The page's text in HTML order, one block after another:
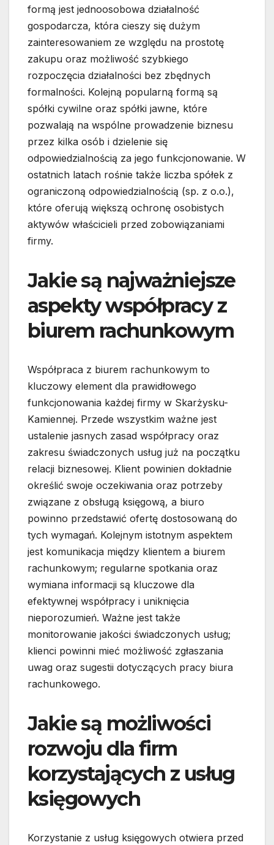
formą jest jednoosobowa działalność
gospodarcza, która cieszy się dużym
zainteresowaniem ze względu na prostotę
zakupu oraz możliwość szybkiego
rozpoczęcia działalności bez zbędnych
formalności. Kolejną popularną formą są
spółki cywilne oraz spółki jawne, które
pozwalają na wspólne prowadzenie biznesu
przez kilka osób i dzielenie się
odpowiedzialnością za jego funkcjonowanie. W
ostatnich latach rośnie także liczba spółek z
ograniczoną odpowiedzialnością (sp. z o.o.),
które oferują większą ochronę osobistych
aktywów właścicieli przed zobowiązaniami
firmy.
Jakie są najważniejsze
aspekty współpracy z
biurem rachunkowym
Współpraca z biurem rachunkowym to
kluczowy element dla prawidłowego
funkcjonowania każdej firmy w Skarżysku-
Kamiennej. Przede wszystkim ważne jest
ustalenie jasnych zasad współpracy oraz
zakresu świadczonych usług już na początku
relacji biznesowej. Klient powinien dokładnie
określić swoje oczekiwania oraz potrzeby
związane z obsługą księgową, a biuro
powinno przedstawić ofertę dostosowaną do
tych wymagań. Kolejnym istotnym aspektem
jest komunikacja między klientem a biurem
rachunkowym; regularne spotkania oraz
wymiana informacji są kluczowe dla
efektywnej współpracy i uniknięcia
nieporozumień. Ważne jest także
monitorowanie jakości świadczonych usług;
klienci powinni mieć możliwość zgłaszania
uwag oraz sugestii dotyczących pracy biura
rachunkowego.
Jakie są możliwości
rozwoju dla firm
korzystających z usług
księgowych
Korzystanie z usług księgowych otwiera przed